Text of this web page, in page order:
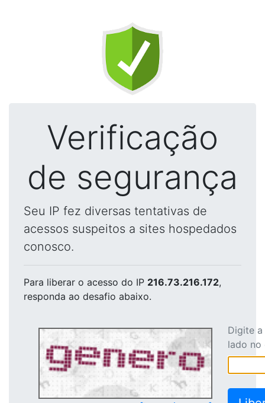
Verificação
de segurança
Seu IP fez diversas tentativas de
acessos suspeitos a sites hospedados
conosco.
Para liberar o acesso do IP 216.73.216.172,
responda ao desafio abaixo.
Digite
lado no